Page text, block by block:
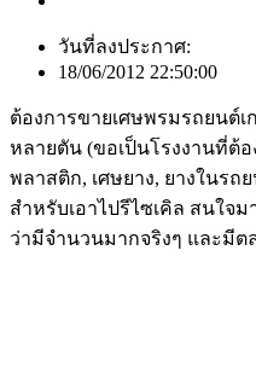
วันที่ลงประกาศ:
18/06/2012 22:50:00
ต้องการขายเศษพรมรถยนต์
หลายตัน (ขอเป็นโรงงานที่ต้
พลาสติก, เศษยาง, ยางในรถ
สำหรับเอาไปรีไซเคิล สนใจ
ว่ามีจำนวนมากจริงๆ และมีต